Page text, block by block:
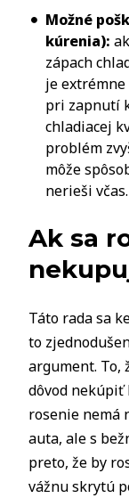
Možné
kúrenia):
zápach
je
pri zapnutí
chladiacej
problém
môže
nerieši včas.
Ak sa
Táto rada sa
to
argument. To,
dôvod nekúpiť
rosenie nemá
auta, ale s
preto, že by
vážnu skrytú